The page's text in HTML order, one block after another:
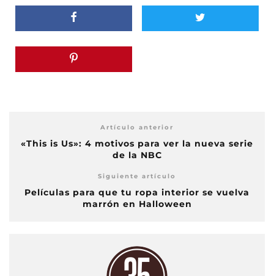
Artículo anterior
«This is Us»: 4 motivos para ver la nueva serie
de la NBC
Siguiente artículo
Películas para que tu ropa interior se vuelva
marrón en Halloween